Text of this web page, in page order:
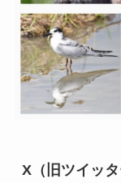
X（旧ツイッタ